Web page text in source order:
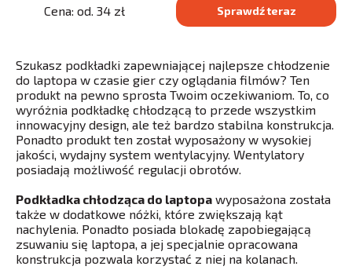
Cena: od. 34 zł Sprawdź teraz
Szukasz podkładki zapewniającej najlepsze chłodzenie
do laptopa w czasie gier czy oglądania filmów? Ten
produkt na pewno sprosta Twoim oczekiwaniom. To, co
wyróżnia podkładkę chłodzącą to przede wszystkim
innowacyjny design, ale też bardzo stabilna konstrukcja.
Ponadto produkt ten został wyposażony w wysokiej
jakości, wydajny system wentylacyjny. Wentylatory
posiadają możliwość regulacji obrotów.
Podkładka chłodząca do laptopa wyposażona została
także w dodatkowe nóżki, które zwiększają kąt
nachylenia. Ponadto posiada blokadę zapobiegającą
zsuwaniu się laptopa, a jej specjalnie opracowana
konstrukcja pozwala korzystać z niej na kolanach.